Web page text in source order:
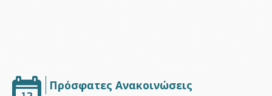
Πρόσφατες Ανακοινώσεις